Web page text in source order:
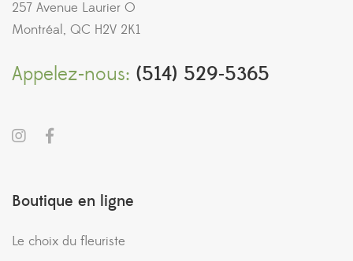
257 Avenue Laurier O
Montréal, QC H2V 2K1
Appelez-nous: (514) 529-5365
Boutique en ligne
Le choix du fleuriste